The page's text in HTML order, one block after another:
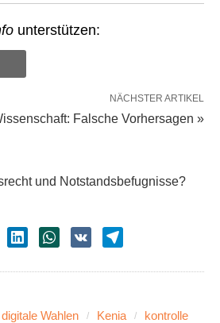
unterstützen:
NÄCHSTER ARTIKEL
Falsche Vorhersagen »
und Notstandsbefugnisse?
digitale Wahlen Kenia
kontrolle